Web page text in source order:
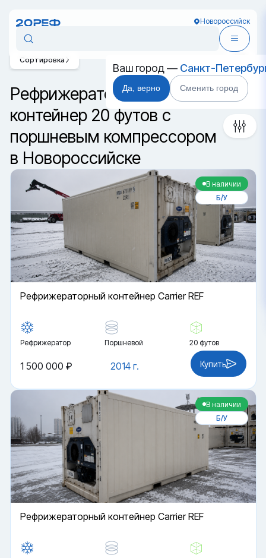
Новороссийск
Ваш город — Санкт-
Да, верно Сменить город
Рефрижераторный
контейнер 20 футов с
поршневым компрессором
в Новороссийске
Сортировка
В наличии
Б/У
Рефрижераторный контейнер Carrier REF
Рефрижератор Поршневой 20 футов
2014 г.
1 500 000 ₽ Купить
В наличии
Б/У
Рефрижераторный контейнер Carrier REF